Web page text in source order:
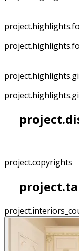
project.copyrights